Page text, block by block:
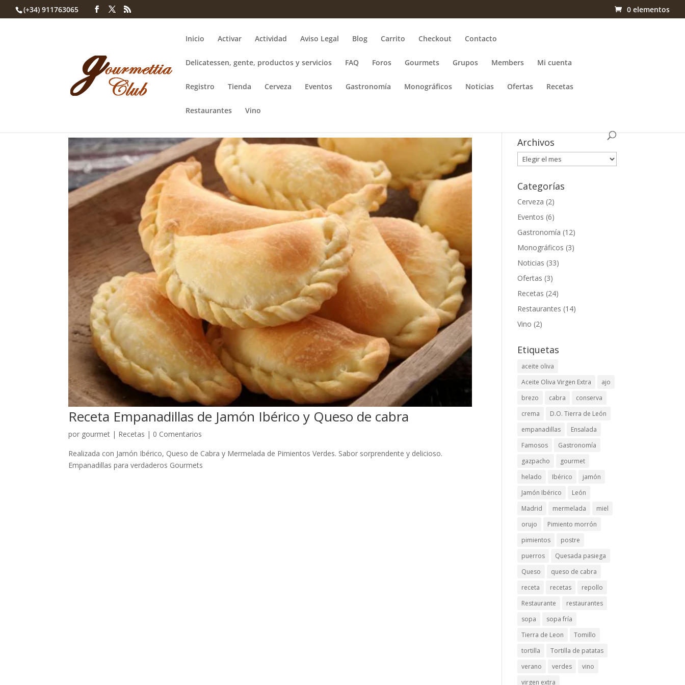
(+34) 911763065 0 elementos
Inicio Activar Actividad Aviso Legal Blog Carrito Checkout Contacto
Delicatessen, gente, productos y servicios FAQ Foros Gourmets Grupos Members Mi cuenta
Registro Tienda Cerveza Eventos Gastronomía Monográficos Noticias Ofertas Recetas
Restaurantes Vino
Receta Empanadillas de Jamón Ibérico y Queso de cabra
por gourmet | Recetas | 0 Comentarios
Realizada con Jamón Ibérico, Queso de Cabra y Mermelada de Pimientos Verdes. Sabor sorprendente y delicioso.
Empanadillas para verdaderos Gourmets
Archivos
Archivos
Categorías
Cerveza (2)
Eventos (6)
Gastronomía (12)
Monográficos (3)
Noticias (33)
Ofertas (3)
Recetas (24)
Restaurantes (14)
Vino (2)
Etiquetas
aceite oliva
Aceite Oliva Virgen Extra
ajo
brezo
cabra
conserva
crema
D.O. Tierra de León
empanadillas
Ensalada
Famosos
Gastronomía
gazpacho
gourmet
helado
Ibérico
jamón
Jamón Ibérico
León
Madrid
mermelada
miel
orujo
Pimiento morrón
pimientos
postre
puerros
Quesada pasiega
Queso
queso de cabra
receta
recetas
repollo
Restaurante
restaurantes
sopa
sopa fría
Tierra de Leon
Tomillo
tortilla
Tortilla de patatas
verano
verdes
vino
virgen extra